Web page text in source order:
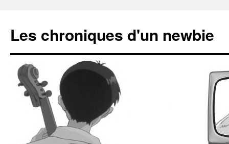
Les chroniques d'un newbie